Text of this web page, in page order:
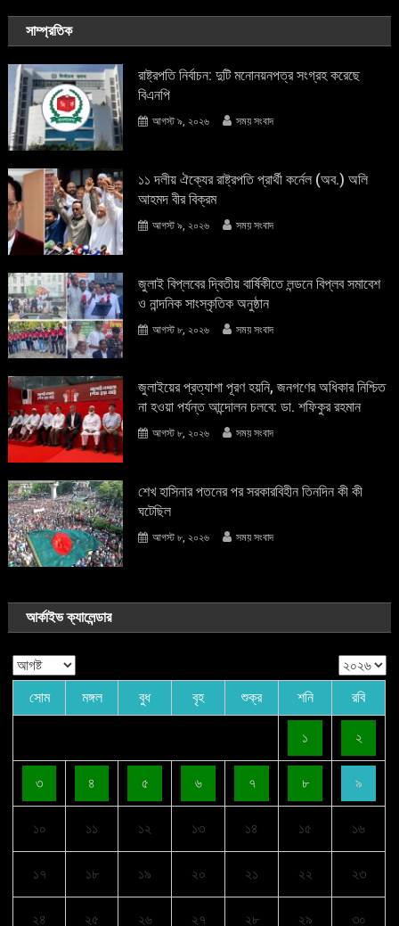
সাম্প্রতিক
রাষ্ট্রপতি নির্বাচন: দুটি মনোনয়নপত্র সংগ্রহ করেছে
বিএনপি
আগস্ট ৯, ২০২৬ সময় সংবাদ
১১ দলীয় ঐক্যের রাষ্ট্রপতি প্রার্থী কর্নেল (অব.) অলি
আহমদ বীর বিক্রম
আগস্ট ৯, ২০২৬ সময় সংবাদ
জুলাই বিপ্লবের দ্বিতীয় বার্ষিকীতে লন্ডনে বিপ্লব সমাবেশ
ও নান্দনিক সাংস্কৃতিক অনুষ্ঠান
আগস্ট ৮, ২০২৬ সময় সংবাদ
জুলাইয়ের প্রত্যাশা পূরণ হয়নি, জনগণের অধিকার নিশ্চিত
না হওয়া পর্যন্ত আন্দোলন চলবে: ডা. শফিকুর রহমান
আগস্ট ৮, ২০২৬ সময় সংবাদ
শেখ হাসিনার পতনের পর সরকারবিহীন তিনদিন কী কী
ঘটেছিল
আগস্ট ৮, ২০২৬ সময় সংবাদ
আর্কাইভ ক্যালেন্ডার
সোম মঙ্গল বুধ বৃহ শুক্র শনি রবি
১ ২
৩ ৪ ৫ ৬ ৭ ৮ ৯
১০ ১১ ১২ ১৩ ১৪ ১৫ ১৬
১৭ ১৮ ১৯ ২০ ২১ ২২ ২৩
২৪ ২৫ ২৬ ২৭ ২৮ ২৯ ৩০